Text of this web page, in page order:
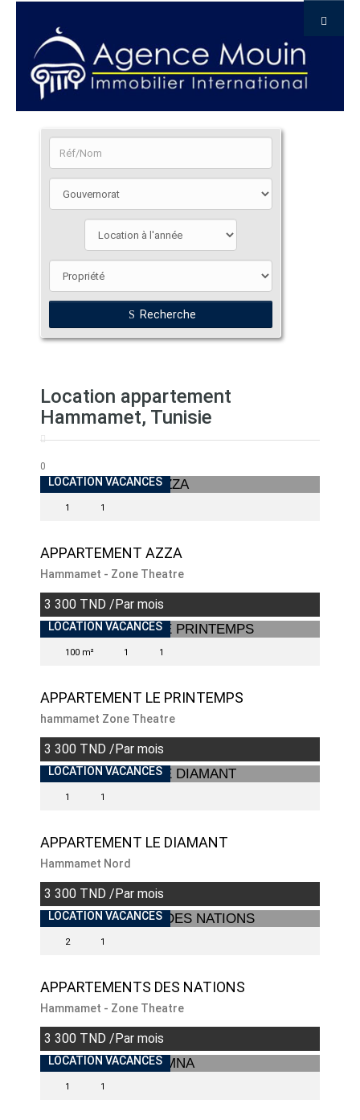
Recherche
Location appartement
Hammamet, Tunisie
0
LOCATION VACANCES
1 1
APPARTEMENT AZZA
Hammamet - Zone Theatre
3 300 TND /Par mois
LOCATION VACANCES
100 m² 1 1
APPARTEMENT LE PRINTEMPS
hammamet Zone Theatre
3 300 TND /Par mois
INDISPONIBLE
LOCATION VACANCES
1 1
APPARTEMENT LE DIAMANT
Hammamet Nord
3 300 TND /Par mois
INDISPONIBLE
LOCATION VACANCES
2 1
APPARTEMENTS DES NATIONS
Hammamet - Zone Theatre
3 300 TND /Par mois
INDISPONIBLE
LOCATION VACANCES
1 1